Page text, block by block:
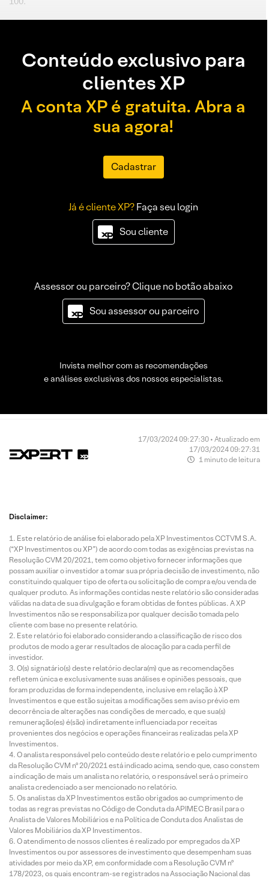
Conteúdo exclusivo para
clientes XP
A conta XP é gratuita. Abra a
sua agora!
Cadastrar
Já é cliente XP?Faça seu login
Sou cliente
Assessor ou parceiro? Clique no botão abaixo
Sou assessor ou parceiro
Invista melhor com as recomendações
e análises exclusivas dos nossos especialistas.
17/03/2024 09:27:30 • Atualizado em
17/03/2024 09:27:31
1 minuto de leitura
Disclaimer:
Este relatório de análise foi elaborado pela XP Investimentos CCTVM S.A.
(“XP Investimentos ou XP”) de acordo com todas as exigências previstas na
Resolução CVM 20/2021, tem como objetivo fornecer informações que
possam auxiliar o investidor a tomar sua própria decisão de investimento, não
constituindo qualquer tipo de oferta ou solicitação de compra e/ou venda de
qualquer produto. As informações contidas neste relatório são consideradas
válidas na data de sua divulgação e foram obtidas de fontes públicas. A XP
Investimentos não se responsabiliza por qualquer decisão tomada pelo
cliente com base no presente relatório.
Este relatório foi elaborado considerando a classificação de risco dos
produtos de modo a gerar resultados de alocação para cada perfil de
investidor.
O(s) signatário(s) deste relatório declara(m) que as recomendações
refletem única e exclusivamente suas análises e opiniões pessoais, que
foram produzidas de forma independente, inclusive em relação à XP
Investimentos e que estão sujeitas a modificações sem aviso prévio em
decorrência de alterações nas condições de mercado, e que sua(s)
remuneração(es) é(são) indiretamente influenciada por receitas
provenientes dos negócios e operações financeiras realizadas pela XP
Investimentos.
O analista responsável pelo conteúdo deste relatório e pelo cumprimento
da Resolução CVM nº 20/2021 está indicado acima, sendo que, caso constem
a indicação de mais um analista no relatório, o responsável será o primeiro
analista credenciado a ser mencionado no relatório.
Os analistas da XP Investimentos estão obrigados ao cumprimento de
todas as regras previstas no Código de Conduta da APIMEC Brasil para o
Analista de Valores Mobiliários e na Política de Conduta dos Analistas de
Valores Mobiliários da XP Investimentos.
O atendimento de nossos clientes é realizado por empregados da XP
Investimentos ou por assessores de investimento que desempenham suas
atividades por meio da XP, em conformidade com a Resolução CVM nº
178/2023, os quais encontram-se registrados na Associação Nacional das